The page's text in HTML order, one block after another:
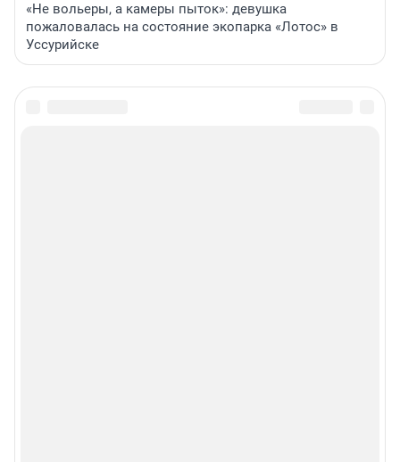
«Не вольеры, а камеры пыток»: девушка
пожаловалась на состояние экопарка «Лотос» в
Уссурийске